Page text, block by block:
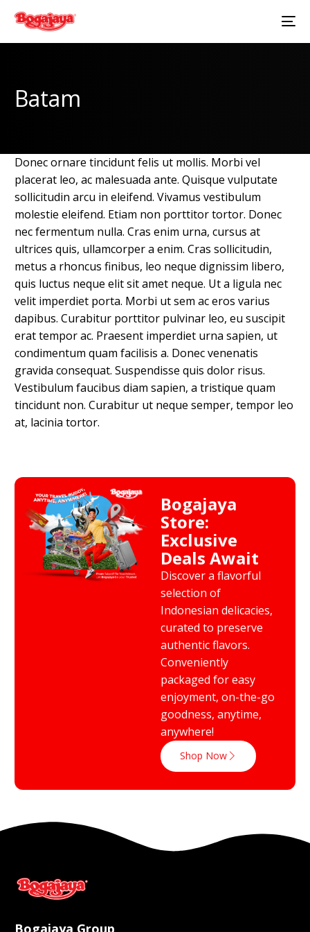
Batam
Donec ornare tincidunt felis ut mollis. Morbi vel
placerat leo, ac malesuada ante. Quisque vulputate
sollicitudin arcu in eleifend. Vivamus vestibulum
molestie eleifend. Etiam non porttitor tortor. Donec
nec fermentum nulla. Cras enim urna, cursus at
ultrices quis, ullamcorper a enim. Cras sollicitudin,
metus a rhoncus finibus, leo neque dignissim libero,
quis luctus neque elit sit amet neque. Ut a ligula nec
velit imperdiet porta. Morbi ut sem ac eros varius
dapibus. Curabitur porttitor pulvinar leo, eu suscipit
erat tempor ac. Praesent imperdiet urna sapien, ut
condimentum quam facilisis a. Donec venenatis
gravida consequat. Suspendisse quis dolor risus.
Vestibulum faucibus diam sapien, a tristique quam
tincidunt non. Curabitur ut neque semper, tempor leo
at, lacinia tortor.
Bogajaya
Store:
Exclusive
Deals Await
Discover a flavorful
selection of
Indonesian delicacies,
curated to preserve
authentic flavors.
Conveniently
packaged for easy
enjoyment, on-the-go
goodness, anytime,
anywhere!
Shop Now